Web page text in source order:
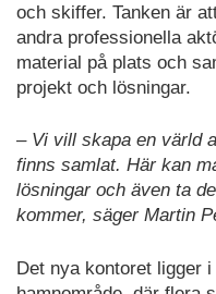
och skiffer. Tanken är
andra professionella
material på plats och
projekt och lösningar.
– Vi vill skapa en värld
finns samlat. Här kan
lösningar och även ta
kommer, säger Martin
Det nya kontoret ligger